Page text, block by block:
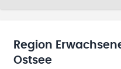
Region
Ostsee